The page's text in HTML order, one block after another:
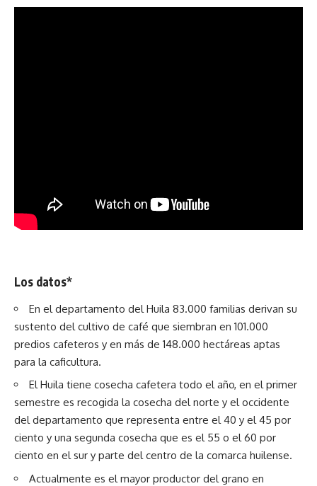
Los datos*
En el departamento del Huila 83.000 familias derivan su
sustento del cultivo de café que siembran en 101.000
predios cafeteros y en más de 148.000 hectáreas aptas
para la caficultura.
El Huila tiene cosecha cafetera todo el año, en el primer
semestre es recogida la cosecha del norte y el occidente
del departamento que representa entre el 40 y el 45 por
ciento y una segunda cosecha que es el 55 o el 60 por
ciento en el sur y parte del centro de la comarca huilense.
Actualmente es el mayor productor del grano en